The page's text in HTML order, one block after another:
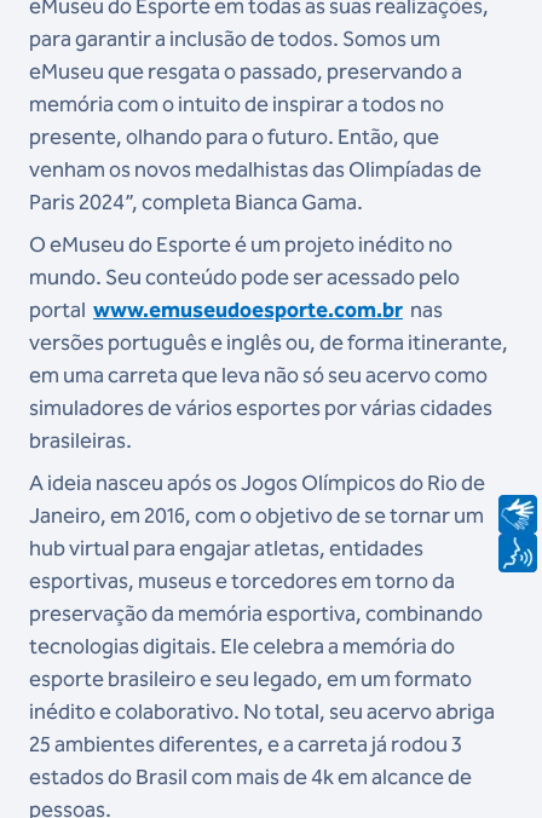
eMuseu do Esporte em todas as suas realizações,
para garantir a inclusão de todos. Somos um
eMuseu que resgata o passado, preservando a
memória com o intuito de inspirar a todos no
presente, olhando para o futuro. Então, que
venham os novos medalhistas das Olimpíadas de
Paris 2024”, completa Bianca Gama.
O eMuseu do Esporte é um projeto inédito no
mundo. Seu conteúdo pode ser acessado pelo
portal www.emuseudoesporte.com.br nas
versões português e inglês ou, de forma itinerante,
em uma carreta que leva não só seu acervo como
simuladores de vários esportes por várias cidades
brasileiras.
A ideia nasceu após os Jogos Olímpicos do Rio de
Janeiro, em 2016, com o objetivo de se tornar um
hub virtual para engajar atletas, entidades
esportivas, museus e torcedores em torno da
preservação da memória esportiva, combinando
tecnologias digitais. Ele celebra a memória do
esporte brasileiro e seu legado, em um formato
inédito e colaborativo. No total, seu acervo abriga
25 ambientes diferentes, e a carreta já rodou 3
estados do Brasil com mais de 4k em alcance de
pessoas.